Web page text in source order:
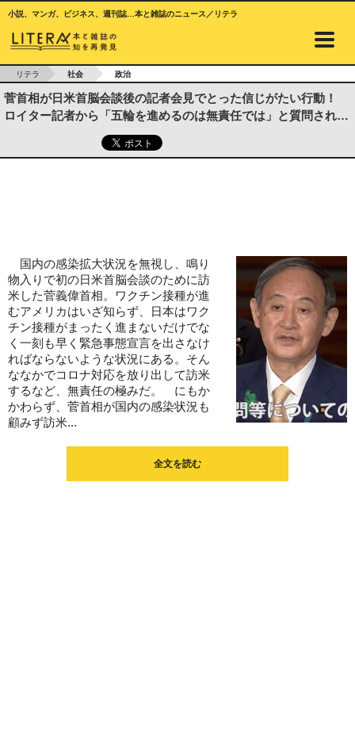
小説、マンガ、ビジネス、週刊誌…本と雑誌のニュース／リテラ
リテラ 社会 政治
菅首相が日米首脳会談後の記者会見でとった信じがたい行動！
ロイター記者から「五輪を進めるのは無責任では」と質問され…
国内の感染拡大状況を無視し、鳴り
物入りで初の日米首脳会談のために訪
米した菅義偉首相。ワクチン接種が進
むアメリカはいざ知らず、日本はワク
チン接種がまったく進まないだけでな
く一刻も早く緊急事態宣言を出さなけ
ればならないような状況にある。そん
ななかでコロナ対応を放り出して訪米
するなど、無責任の極みだ。 にもか
かわらず、菅首相が国内の感染状況も
顧みず訪米...
全文を読む